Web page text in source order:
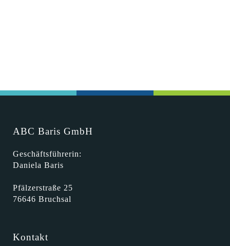
ABC Baris GmbH
Geschäftsführerin:
Daniela Baris
Pfälzerstraße 25
76646 Bruchsal
Kontakt